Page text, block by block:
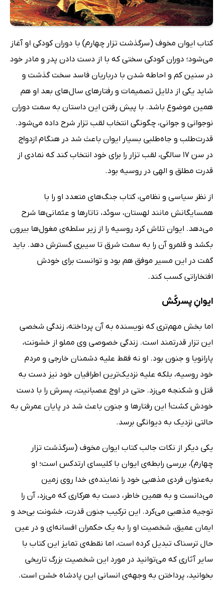
کتاب ایوان مخوف (سرگذشت تزار چهارم) با دوران کودکی او آغاز
می‌شود؛ دوران کودکی سختی که با از دست دادن پدر و مادر خود
در سنین کم و احاطه شدن با درباریان فاسد سخت گذشت و
شاید یکی از دلایل تصمیمات و رفتارهای سال‌های بعد او هم
همین موضوع باشد. با پیش رفتن این داستان به سمت دوران
نوجوانی و جوانی، چگونگی انتخاب لقب تزار شرح داده می‌شود.
قدرت‌طلب و جاه‌طلبی بسیار ایوان باعث شد در هنگام ازدواج
در سن 17 سالگی، لقب تزار را برای خود انتخاب کند که نمادی از
قدرت مطلق و الهی در روسیه بود.
از نظر سیاسی و نظامی، کتاب جنگ‌های متعدد او را با
همسایگانش مانند لهستان، سوئد، تاتارها و عثمانی‌ها شرح
می‌دهد. ایوان تلاش کرد روسیه را از زیر سلطه‌ی مغول‌ها بیرون
بکشد و قلمرو آن را به سمت شرق تا سیبری گسترش دهد. باید
گفت در این مسیر موفق هم بود و توانست برای خودش
افتخاراتی کسب کند.
ایوانِ پسرکُش
اما بخش مهم‌تری که نویسنده به آن پرداخته، زندگی شخصی
این تزار قدرتمند است. زندگی خصوصی وی مملو از خشونت،
پارانویا و جنون بود. او نه فقط علیه دشمنان خارجی و مردم
خود روسیه، بلکه علیه نزدیک‌ترین اطرافیان خود نیز دست به
قتل و شکنجه می‌زد. حتی در اوج عصبانیت، پسرش را با دست
خودش کشت! این رفتارها و جنون باعث شد در پایان عمرش به
حالتی نزدیک به دیوانگی برسد.
یکی دیگر از نکات جالب کتاب ایوان مخوف (سرگذشت تزار
چهارم)، بررسی رابطه‌ی ایوان با کلیسای ارتدکس است؛ او
به‌عنوان فردی مذهبی خود را نماینده‌ی خدا روی زمین
می‌دانست و به همین خاطر، دست به هرکاری که می‌زد، آن را
توجیه مذهبی می‌کرد. این ترکیب جنون قدرت، خشونت بی‌حد و
ایمان عمیق، شخصیت او را به یک حکمران افسانه‌ای و در عین
حال ترسناک تبدیل کرده است، اما نقطه‌ی تمایز این کتاب با
سایر آثاری که می‌توانید در مورد این شخصیت بزرگ تاریخی
بخوانید، پرداختن به وجهه‌ی انسانی این پادشاه خشن است.